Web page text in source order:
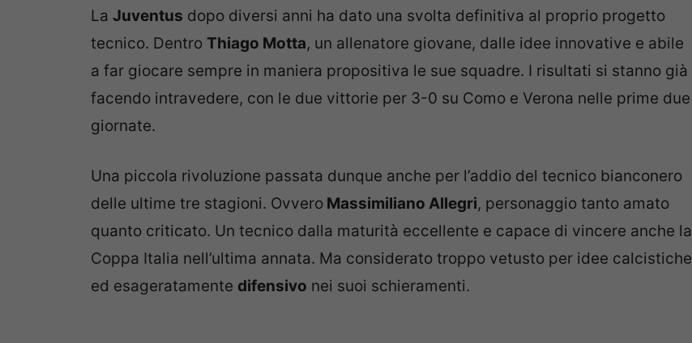
La Juventus dopo diversi anni ha dato una svolta definitiva al proprio progetto
tecnico. Dentro Thiago Motta, un allenatore giovane, dalle idee innovative e abile
a far giocare sempre in maniera propositiva le sue squadre. I risultati si stanno già
facendo intravedere, con le due vittorie per 3-0 su Como e Verona nelle prime due
giornate.
Una piccola rivoluzione passata dunque anche per l’addio del tecnico bianconero
delle ultime tre stagioni. Ovvero Massimiliano Allegri, personaggio tanto amato
quanto criticato. Un tecnico dalla maturità eccellente e capace di vincere anche la
Coppa Italia nell’ultima annata. Ma considerato troppo vetusto per idee calcistiche
ed esageratamente difensivo nei suoi schieramenti.